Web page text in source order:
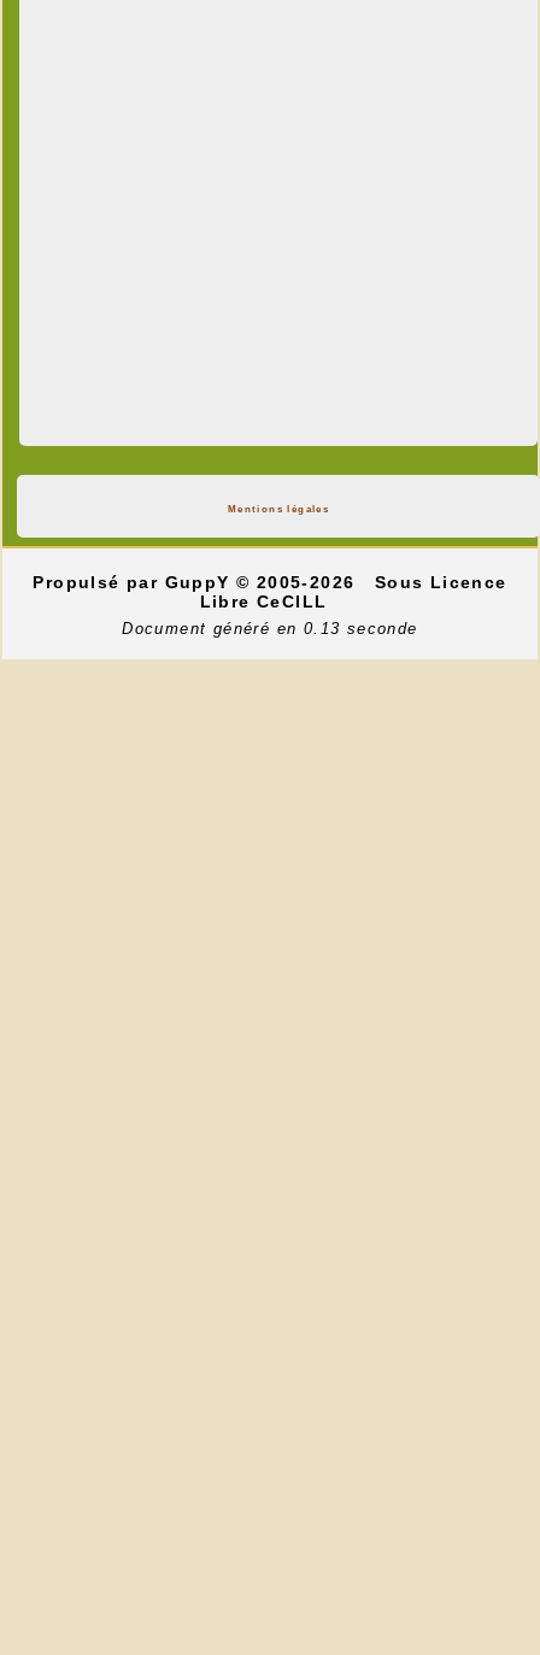
Mentions légales
Propulsé par GuppY© 2005-2026
Sous Licence
Libre CeCILL
Document généré en 0.13 seconde